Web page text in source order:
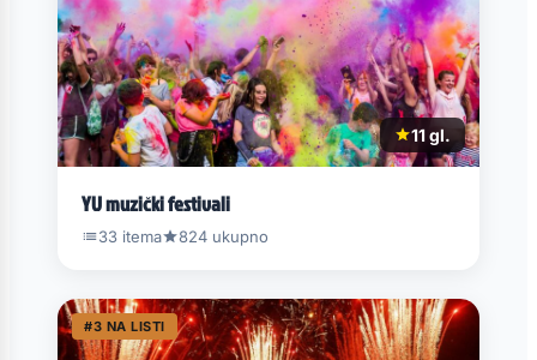
11 gl.
YU muzički festivali
33 itema 824 ukupno
#3 NA LISTI